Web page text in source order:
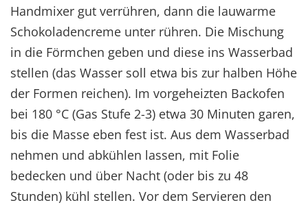
Handmixer gut verrühren, dann die lauwarme
Schokoladencreme unter rühren. Die Mischung
in die Förmchen geben und diese ins Wasserbad
stellen (das Wasser soll etwa bis zur halben Höhe
der Formen reichen). Im vorgeheizten Backofen
bei 180 °C (Gas Stufe 2-3) etwa 30 Minuten garen,
bis die Masse eben fest ist. Aus dem Wasserbad
nehmen und abkühlen lassen, mit Folie
bedecken und über Nacht (oder bis zu 48
Stunden) kühl stellen. Vor dem Servieren den